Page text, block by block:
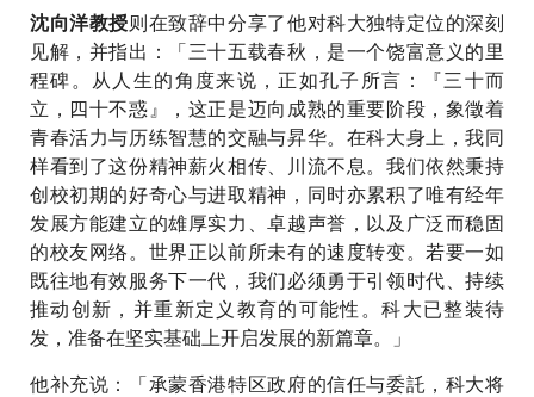
沈向洋教授则在致辞中分享了他对科大独特定位的深刻
见解，并指出：「三十五载春秋，是一个饶富意义的里
程碑。从人生的角度来说，正如孔子所言：『三十而
立，四十不惑』，这正是迈向成熟的重要阶段，象徵着
青春活力与历练智慧的交融与昇华。在科大身上，我同
样看到了这份精神薪火相传、川流不息。我们依然秉持
创校初期的好奇心与进取精神，同时亦累积了唯有经年
发展方能建立的雄厚实力、卓越声誉，以及广泛而稳固
的校友网络。世界正以前所未有的速度转变。若要一如
既往地有效服务下一代，我们必须勇于引领时代、持续
推动创新，并重新定义教育的可能性。科大已整装待
发，准备在坚实基础上开启发展的新篇章。」
他补充说：「承蒙香港特区政府的信任与委託，科大将